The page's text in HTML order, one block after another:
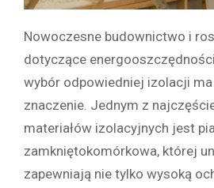
Nowoczesne budownictwo i
dotyczące
wybór odpowiedniej izolacji
znaczenie. Jednym z
materiałów izolacyjnych jest
zamkniętokomórkowa, której
zapewniają nie tylko wysoką